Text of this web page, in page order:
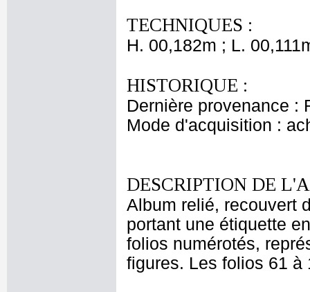
TECHNIQUES :
H. 00,182m ; L.
HISTORIQUE :
Dernière provenance :
Mode d'acquisition :
DESCRIPTION DE
Album relié, recouvert
portant une étiquette
folios numérotés,
figures. Les folios 61 à